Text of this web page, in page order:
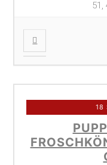
51,
18